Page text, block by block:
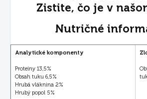
Zistite, čo je v
Nutričné
Analytické komponenty
Proteíny 13,5%
Obsah tuku 6,5%
Hrubá vláknina 2%
Hrubý popol 5%